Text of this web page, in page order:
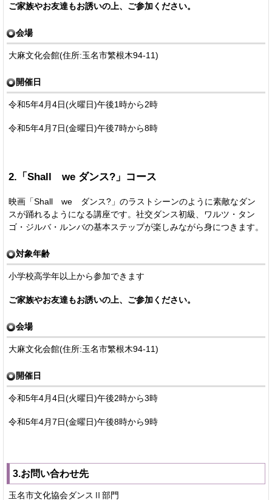
ご家族やお友達もお誘いの上、ご参加ください。
会場
大麻文化会館(住所:玉名市繁根木94-11)
開催日
令和5年4月4日(火曜日)午後1時から2時
令和5年4月7日(金曜日)午後7時から8時
2.「Shall we ダンス?」コース
映画「Shall we ダンス?」のラストシーンのように素敵なダン
スが踊れるようになる講座です。社交ダンス初級、ワルツ・タン
ゴ・ジルバ・ルンバの基本ステップが楽しみながら身につきます。
対象年齢
小学校高学年以上から参加できます
ご家族やお友達もお誘いの上、ご参加ください。
会場
大麻文化会館(住所:玉名市繁根木94-11)
開催日
令和5年4月4日(火曜日)午後2時から3時
令和5年4月7日(金曜日)午後8時から9時
3.お問い合わせ先
玉名市文化協会ダンスⅡ部門